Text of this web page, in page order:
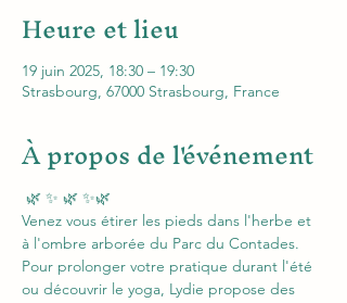
Heure et lieu
19 juin 2025, 18:30 – 19:30
Strasbourg, 67000 Strasbourg, France
À propos de l'événement
🌿 ✨ 🌿 ✨🌿
Venez vous étirer les pieds dans l'herbe et
à l'ombre arborée du Parc du Contades.
Pour prolonger votre pratique durant l'été
ou découvrir le yoga, Lydie propose des